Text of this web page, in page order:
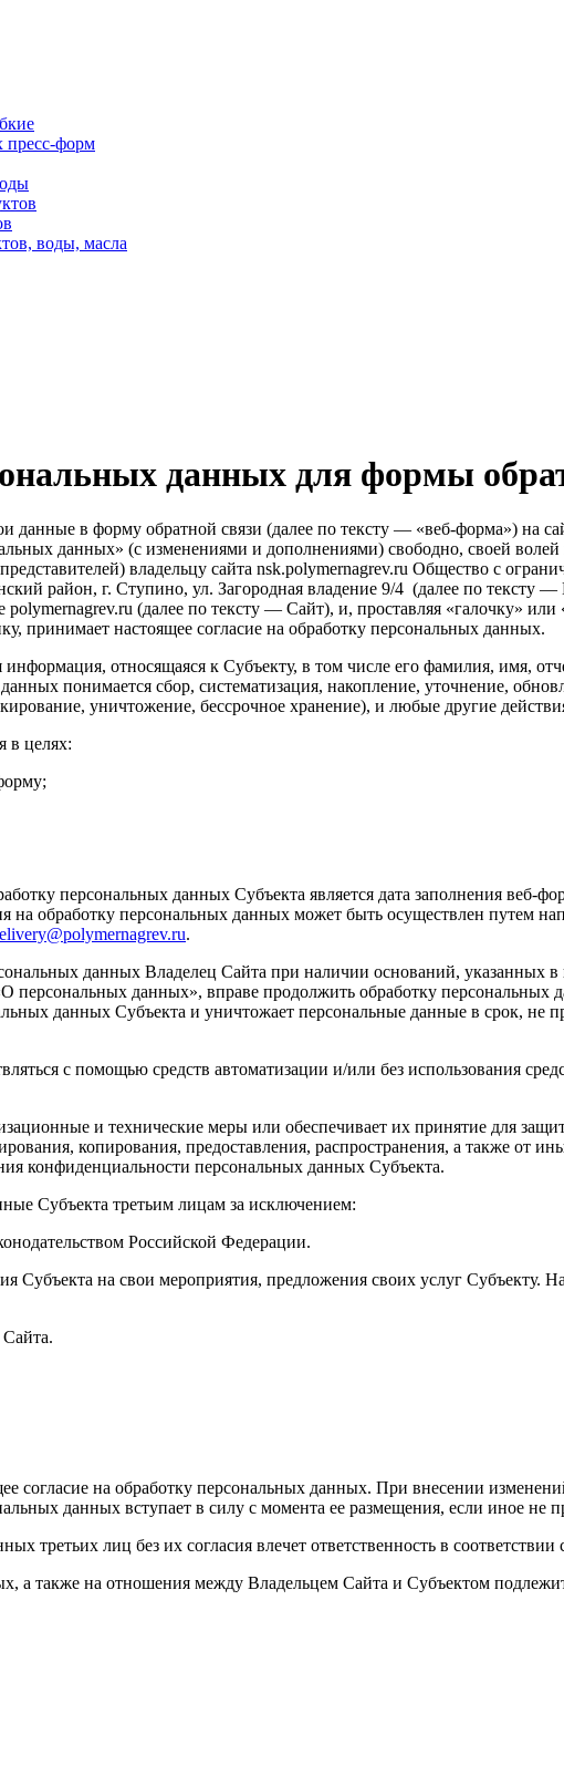
пресс-форм
воды, масла
данных для формы
в форму обратной связи (далее по тексту — «веб-форма») на
данных» (с изменениями и дополнениями) свободно, своей волей
представителей) владельцу сайта nsk.polymernagrev.ru Общество с
район, г. Ступино, ул. Загородная владение 9/4 (далее по тексту
(далее по тексту — Сайт), и, проставляя «галочку»
принимает настоящее согласие на обработку персональных данных.
относящаяся к Субъекту, в том числе его фамилия, имя,
понимается сбор, систематизация, накопление, уточнение,
уничтожение, бессрочное хранение), и любые другие
в целях:
персональных данных Субъекта является дата заполнения веб-
на обработку персональных данных может быть осуществлен путем
.
данных Владелец Сайта при наличии оснований, указанных в
персональных данных», вправе продолжить обработку
данных Субъекта и уничтожает персональные данные в срок,
с помощью средств автоматизации и/или без использования
и технические меры или обеспечивает их принятие для
копирования, предоставления, распространения, а также от
конфиденциальности персональных данных Субъекта.
Субъекта третьим лицам за исключением:
Российской Федерации.
Субъекта на свои мероприятия, предложения своих услуг Субъекту.
согласие на обработку персональных данных. При внесении
данных вступает в силу с момента ее размещения, если иное не
третьих лиц без их согласия влечет ответственность в
а также на отношения между Владельцем Сайта и Субъектом